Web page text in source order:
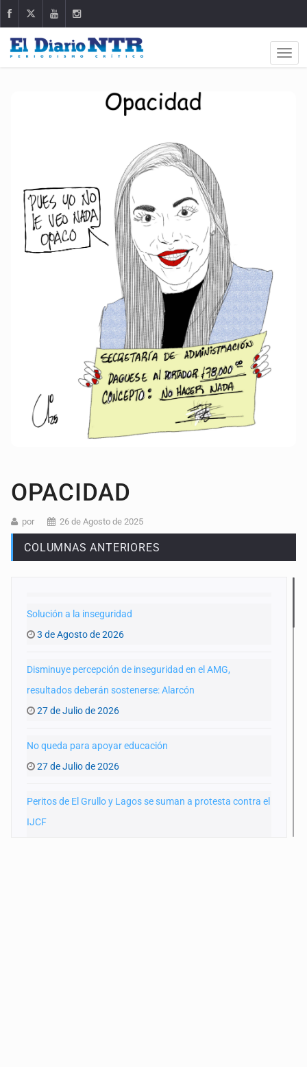
OPACIDAD
por 26 de Agosto de 2025
COLUMNAS ANTERIORES
Solución a la inseguridad
3 de Agosto de 2026
Disminuye percepción de inseguridad en el AMG,
resultados deberán sostenerse: Alarcón
27 de Julio de 2026
No queda para apoyar educación
27 de Julio de 2026
Peritos de El Grullo y Lagos se suman a protesta contra el
IJCF